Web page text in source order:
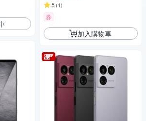
5 (1)
券
加入購物車